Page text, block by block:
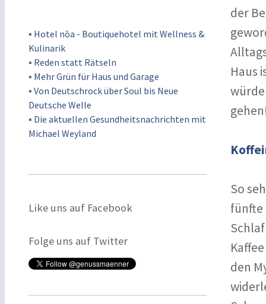
▪ Hotel nōa - Boutiquehotel mit Wellness &
Kulinarik
▪ Reden statt Rätseln
▪ Mehr Grün für Haus und Garage
▪ Von Deutschrock über Soul bis Neue
Deutsche Welle
▪ Die aktuellen Gesundheitsnachrichten mit
Michael Weyland
Like uns auf Facebook
Folge uns auf Twitter
der
Haus
So
fünfte
den